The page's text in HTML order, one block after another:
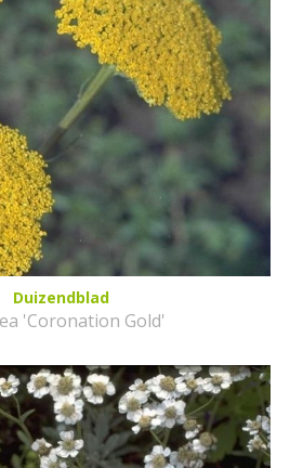
Duizendblad
'Coronation Gold'